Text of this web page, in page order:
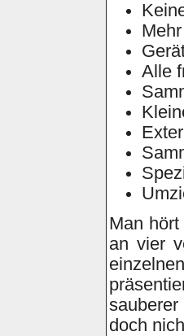
Alle
Man
an vier
doch